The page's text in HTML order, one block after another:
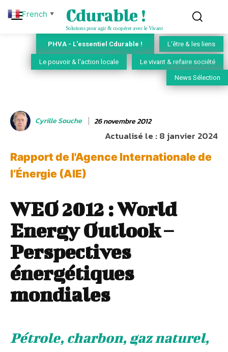
Cdurable !
Solutions pour agir & coopérer avec le Vivant
PHVA - L'essentiel Cdurable ! L'être & les liens
Le pouvoir & l'action locale Le vivant & refaire société
News Sélection
Cyrille Souche 26 novembre 2012
Actualisé le :8 janvier 2024
Rapport de l'Agence Internationale de
l’Énergie (AIE)
WEO 2012 : World
Energy Outlook –
Perspectives
énergétiques
mondiales
Pétrole, charbon, gaz naturel,
French ▼